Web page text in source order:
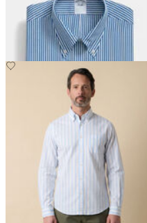
col Button Down